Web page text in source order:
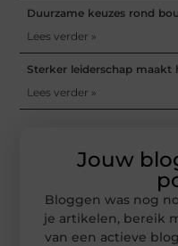
Duurzame keuzes rond
Lees verder »
Sterker leiderschap maakt
Lees verder »
Jouw
Bloggen was nog
je artikelen, bereik
van een actieve